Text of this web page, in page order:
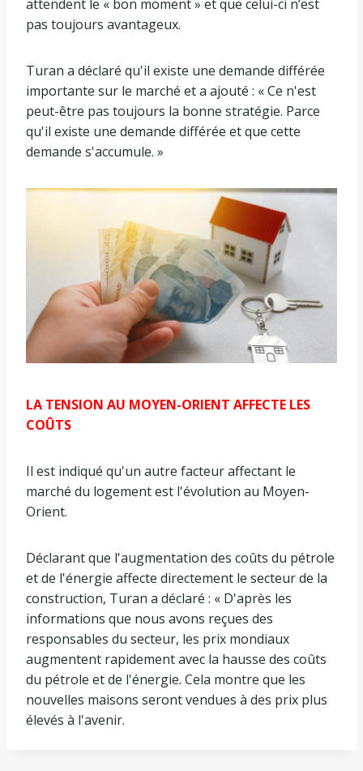
attendent le « bon moment » et que celui-ci n’est
pas toujours avantageux.
Turan a déclaré qu'il existe une demande différée
importante sur le marché et a ajouté : « Ce n'est
peut-être pas toujours la bonne stratégie. Parce
qu'il existe une demande différée et que cette
demande s'accumule. »
LA TENSION AU MOYEN-ORIENT AFFECTE LES
COÛTS
Il est indiqué qu'un autre facteur affectant le
marché du logement est l'évolution au Moyen-
Orient.
Déclarant que l'augmentation des coûts du pétrole
et de l'énergie affecte directement le secteur de la
construction, Turan a déclaré : « D'après les
informations que nous avons reçues des
responsables du secteur, les prix mondiaux
augmentent rapidement avec la hausse des coûts
du pétrole et de l'énergie. Cela montre que les
nouvelles maisons seront vendues à des prix plus
élevés à l'avenir.